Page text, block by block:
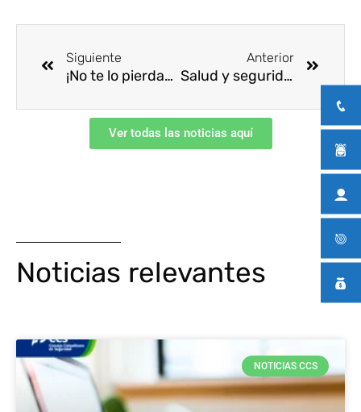
Siguiente
¡No te lo pierdas! Sé parte del #PremioPeriodismoCCS 2022
Anterior
Salud y seguridad en la industria de la aviación
Ver todas las noticias aquí
Noticias relevantes
NOTICIAS CCS